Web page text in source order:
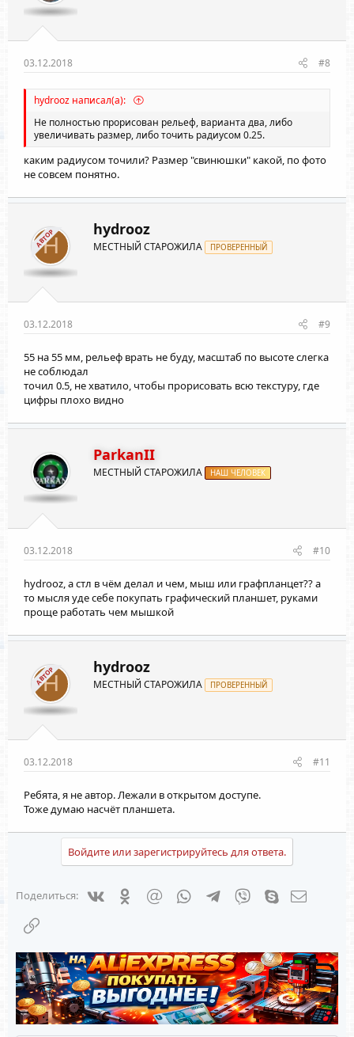
03.12.2018 #8
hydrooz написал(а):
Не полностью прорисован рельеф, варианта два, либо
увеличивать размер, либо точить радиусом 0.25.
каким радиусом точили? Размер "свинюшки" какой, по фото
не совсем понятно.
АВТОР
H
hydrooz
МЕСТНЫЙ СТАРОЖИЛА ПРОВЕРЕННЫЙ
03.12.2018 #9
55 на 55 мм, рельеф врать не буду, масштаб по высоте слегка
не соблюдал
точил 0.5, не хватило, чтобы прорисовать всю текстуру, где
цифры плохо видно
ParkanII
МЕСТНЫЙ СТАРОЖИЛА НАШ ЧЕЛОВЕК
03.12.2018 #10
hydrooz, а стл в чём делал и чем, мыш или графпланцет?? а
то мысля уде себе покупать графический планшет, руками
проще работать чем мышкой
АВТОР
H
hydrooz
МЕСТНЫЙ СТАРОЖИЛА ПРОВЕРЕННЫЙ
03.12.2018 #11
Ребята, я не автор. Лежали в открытом доступе.
Тоже думаю насчёт планшета.
Войдите или зарегистрируйтесь для ответа.
Поделиться: VkontakteOdnoklassniki
Mail.ru WhatsAppTelegramViber Skype